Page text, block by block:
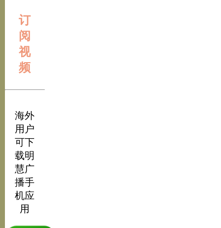
订
阅
视
频
海外
用户
可下
载明
慧广
播手
机应
用